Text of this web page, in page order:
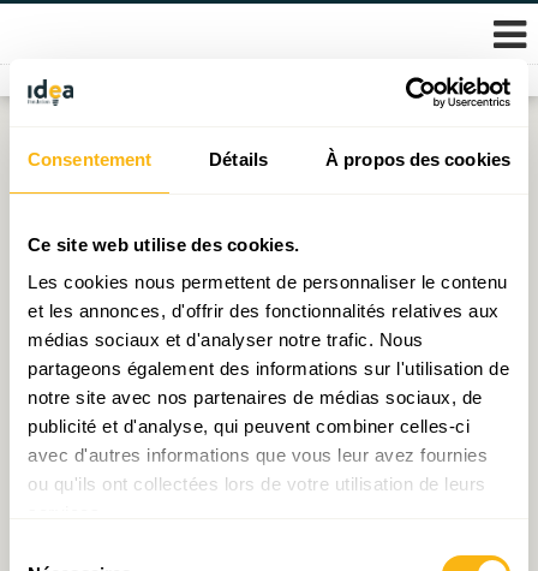
Consentement Détails À propos des cookies
Ce site web utilise des cookies.
Les cookies nous permettent de personnaliser le contenu
et les annonces, d'offrir des fonctionnalités relatives aux
médias sociaux et d'analyser notre trafic. Nous
partageons également des informations sur l'utilisation de
notre site avec nos partenaires de médias sociaux, de
publicité et d'analyse, qui peuvent combiner celles-ci
avec d'autres informations que vous leur avez fournies
ou qu'ils ont collectées lors de votre utilisation de leurs
content
Catégorie : Type de publications
Chargement ...
Navigation
des
articles
Articles plus anciens Articles plus récents
© 2026 Fondation IDEA
Politique de protection des données personnelles